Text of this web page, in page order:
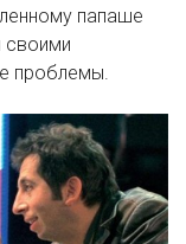
папаше
своими
проблемы.